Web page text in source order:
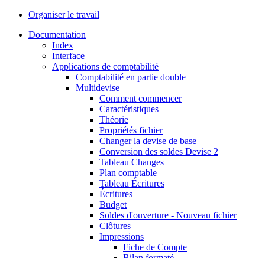
Organiser le travail
Documentation
Index
Interface
Applications de comptabilité
Comptabilité en partie double
Multidevise
Comment commencer
Caractéristiques
Théorie
Propriétés fichier
Changer la devise de base
Conversion des soldes Devise 2
Tableau Changes
Plan comptable
Tableau Écritures
Écritures
Budget
Soldes d'ouverture - Nouveau fichier
Clôtures
Impressions
Fiche de Compte